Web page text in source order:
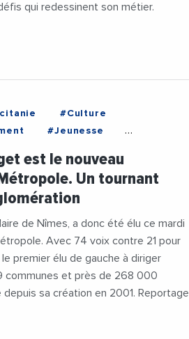
qui redessinent son métier.
#Culture
#Jeunesse
#Videos
est le nouveau
Un tournant
de Nîmes, a donc été élu ce mardi
Avec 74 voix contre 21 pour
le premier élu de gauche à diriger
communes et près de 268 000
sa création en 2001. Reportage